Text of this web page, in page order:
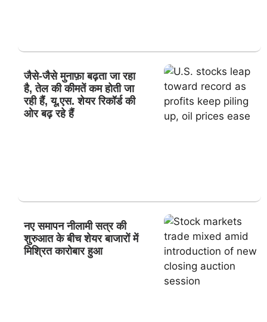
जैसे-जैसे मुनाफ़ा बढ़ता जा रहा
है, तेल की कीमतें कम होती जा
रही हैं, यू.एस. शेयर रिकॉर्ड की
ओर बढ़ रहे हैं
नए समापन नीलामी सत्र की
शुरुआत के बीच शेयर बाजारों में
मिश्रित कारोबार हुआ